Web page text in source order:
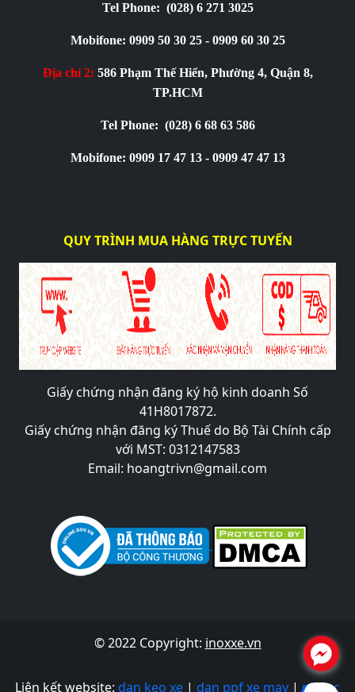
Tel Phone: (028) 6 271 3025
Mobifone: 0909 50 30 25 - 0909 60 30 25
Địa chỉ 2: 586 Phạm Thế Hiển, Phường 4, Quận 8,
TP.HCM
Tel Phone: (028) 6 68 63 586
Mobifone: 0909 17 47 13 - 0909 47 47 13
QUY TRÌNH MUA HÀNG TRỰC TUYẾN
Giấy chứng nhận đăng ký hộ kinh doanh Số
41H8017872.
Giấy chứng nhận đăng ký Thuế do Bộ Tài Chính cấp
với MST: 0312147583
Email: hoangtrivn@gmail.com
© 2022 Copyright: inoxxe.vn
Liên kết website: dan keo xe | dan ppf xe may |phuoc
.